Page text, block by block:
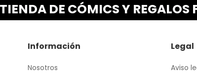
TIENDA DE CÓMICS Y REGALOS
Información
Nosotros
Legal
Aviso